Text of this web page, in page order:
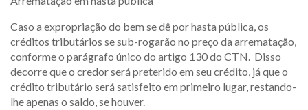
Caso a expropriação do bem se dê por hasta pública, os
créditos tributários se sub-rogarão no preço da arrematação,
conforme o parágrafo único do artigo 130 do CTN. Disso
decorre que o credor será preterido em seu crédito, já que o
crédito tributário será satisfeito em primeiro lugar, restando-
lhe apenas o saldo, se houver.